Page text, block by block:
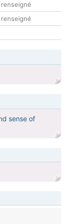
sense of